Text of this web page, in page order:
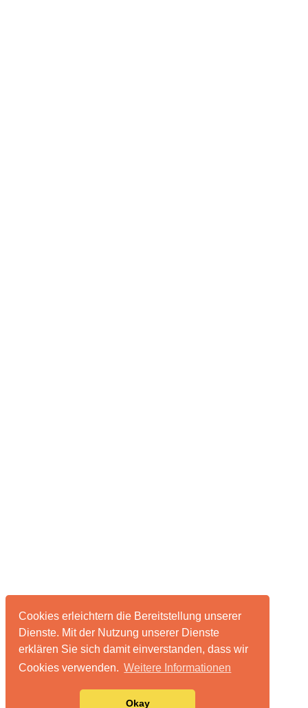
Cookies erleichtern die Bereitstellung unserer
Dienste. Mit der Nutzung unserer Dienste
erklären Sie sich damit einverstanden, dass wir
Cookies verwenden. Weitere Informationen
Okay